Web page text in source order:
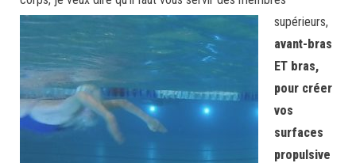
supérieurs,
avant-bras
ET bras,
pour créer
vos
surfaces
propulsive